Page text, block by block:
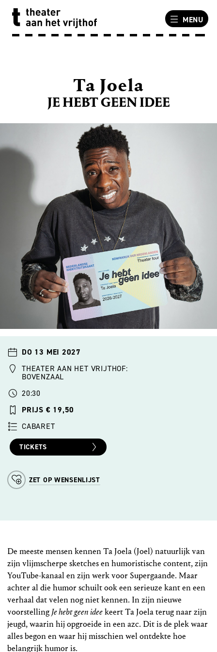
MENU
JE HEBT GEEN IDEE
Ta Joela
De meeste mensen kennen Ta Joela (Joel) natuurlijk van
zijn vlijmscherpe sketches en humoristische content, zijn
YouTube-kanaal en zijn werk voor Supergaande. Maar
achter al die humor schuilt ook een serieuze kant en een
verhaal dat velen nog niet kennen. In zijn nieuwe
voorstellingJe hebt geen ideekeert Ta Joela terug naar zijn
jeugd, waarin hij opgroeide in een azc. Dit is de plek waar
alles begon en waar hij misschien wel ontdekte hoe
belangrijk humor is.
DO 13 MEI 2027
THEATER AAN HET VRIJTHOF:
BOVENZAAL
20:30
PRIJS € 19,50
CABARET
TICKETS
ZET OP WENSENLIJST